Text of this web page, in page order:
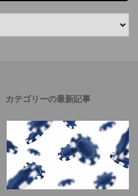
カテゴリーの最新記事